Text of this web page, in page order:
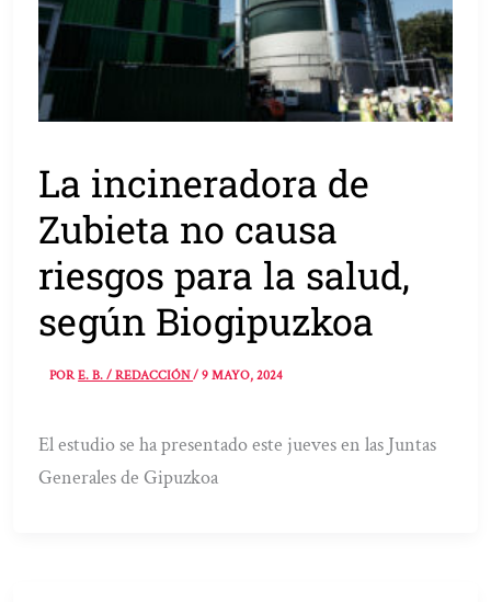
La incineradora de
Zubieta no causa
riesgos para la salud,
según Biogipuzkoa
PORE. B. / REDACCIÓN/9 MAYO, 2024
El estudio se ha presentado este jueves en las Juntas
Generales de Gipuzkoa